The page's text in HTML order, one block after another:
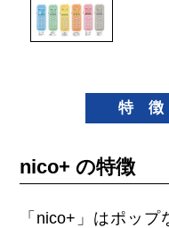
特 徴
nico+ の特徴
「nico+」はポッ